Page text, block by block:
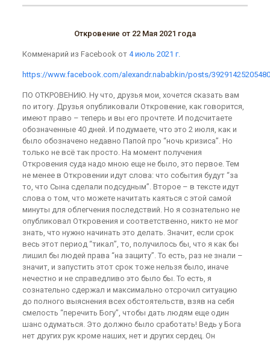
Откровение от 22 Мая 2021 года
Комменарий из Facebook от 4 июль 2021 г.
https://www.facebook.com/alexandr.nababkin/posts/
ПО ОТКРОВЕНИЮ. Ну что, друзья мои, хочется сказать вам
по итогу. Друзья опубликовали Откровение, как говорится,
имеют право – теперь и вы его прочтете. И подсчитаете
обозначенные 40 дней. И подумаете, что это 2 июля, как и
было обозначено недавно Папой про “ночь кризиса”. Но
только не всё так просто. На момент получения
Откровения суда надо мною еще не было, это первое. Тем
не менее в Откровении идут слова: что события будут “за
то, что Сына сделали подсудным”. Второе – в тексте идут
слова о том, что можете начитать каяться с этой самой
минуты для облегчения последствий. Но я сознательно не
опубликовал Откровения и соответственно, никто не мог
знать, что нужно начинать это делать. Значит, если срок
весь этот период “тикал”, то, получилось бы, что я как бы
лишил бы людей права “на защиту”. То есть, раз не знали –
значит, и запустить этот срок тоже нельзя было, иначе
нечестно и не справедливо это было бы. То есть, я
сознательно сдержал и максимально отсрочил ситуацию
до полного выяснения всех обстоятельств, взяв на себя
смелость “перечить Богу”, чтобы дать людям еще один
шанс одуматься. Это должно было сработать! Ведь у Бога
нет других рук кроме наших, нет и других сердец. Он